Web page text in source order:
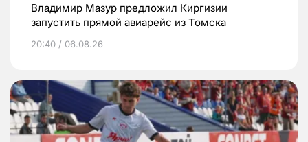
Владимир Мазур предложил Киргизии
запустить прямой авиарейс из Томска
20:40 / 06.08.26